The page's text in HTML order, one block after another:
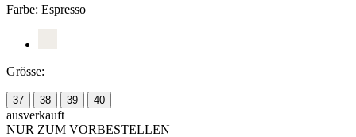
Farbe: Espresso
Grösse:
37 38 39 40
ausverkauft
NUR ZUM VORBESTELLEN